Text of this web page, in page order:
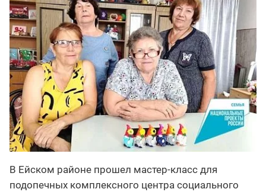
В Ейском районе прошел мастер-класс для
подопечных комплексного центра социального